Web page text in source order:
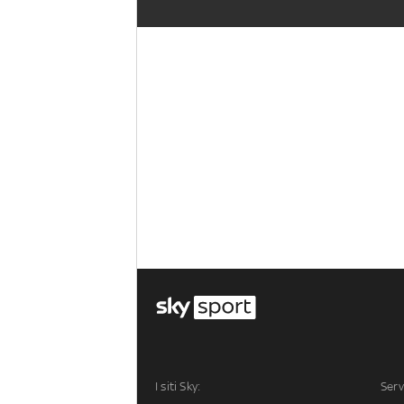
I siti Sky: